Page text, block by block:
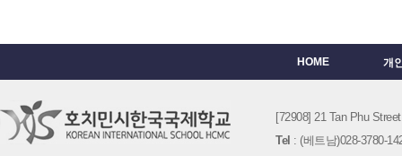
HOME 개
[72908] 21 Tan Phu
Tel : (베트남)028-3780-